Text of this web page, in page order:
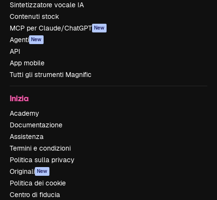
Sintetizzatore vocale IA
Contenuti stock
MCP per Claude/ChatGPT New
Agenti New
API
App mobile
Tutti gli strumenti Magnific
Inizia
Academy
Documentazione
Assistenza
Termini e condizioni
Politica sulla privacy
Originali New
Politica dei cookie
Centro di fiducia